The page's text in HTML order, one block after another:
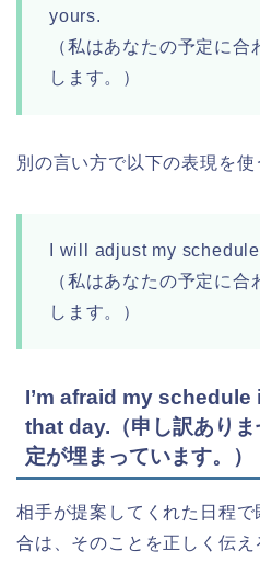
yours.
（私はあなたの予定に
します。）
別の言い方で以下の表現を使
I will adjust my
（私はあなたの予定に
します。）
I’m afraid my
that day.（申し訳あり
定が埋まっています。）
相手が提案してくれた日程
合は、そのことを正しく伝